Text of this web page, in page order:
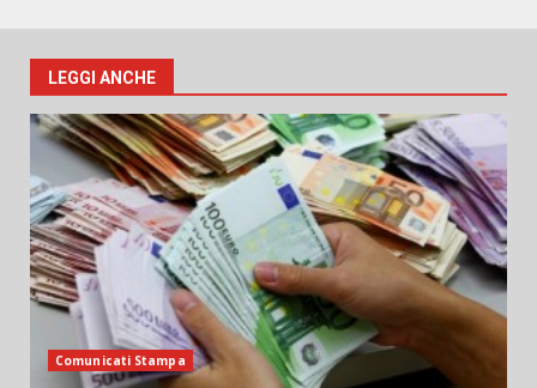
LEGGI ANCHE
Comunicati Stampa